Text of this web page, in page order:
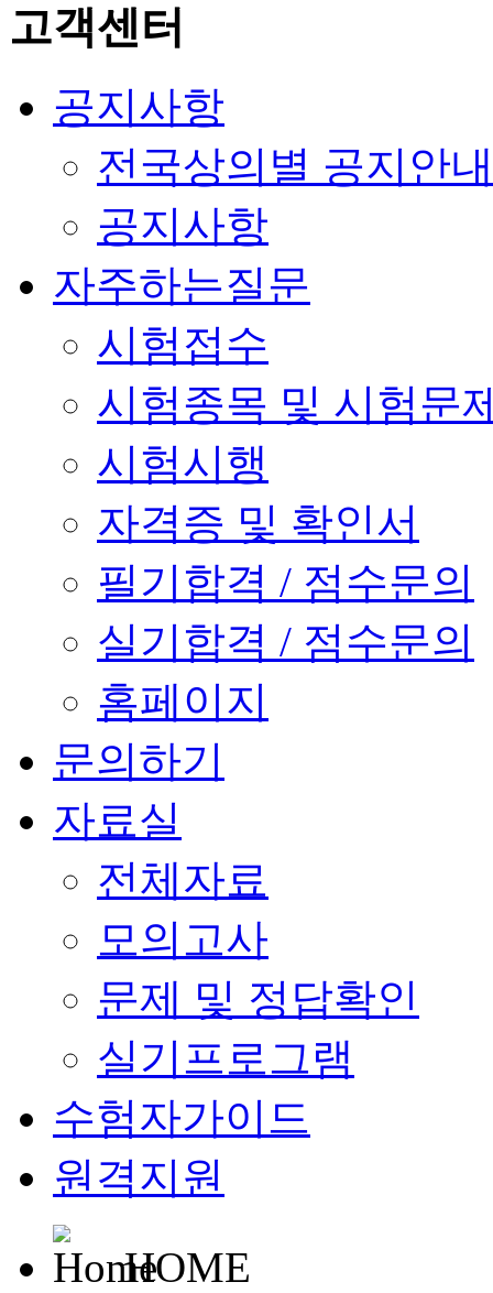
고객센터
공지사항
전국상의별 공지안내
공지사항
자주하는질문
시험접수
시험종목 및 시험문
시험시행
자격증 및 확인서
필기합격 / 점수문의
실기합격 / 점수문의
홈페이지
문의하기
자료실
전체자료
모의고사
문제 및 정답확인
실기프로그램
수험자가이드
원격지원
HOME